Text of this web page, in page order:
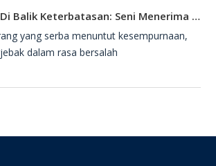
Mengaku Cinta Di Balik Keterbatasan: Seni Menerima Diri Di Hadapan Ilahi
yang serba menuntut kesempurnaan,
dalam rasa bersalah